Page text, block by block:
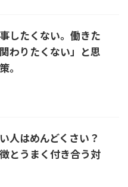
したくない。働きた
わりたくない」と思
。
人はめんどくさい？
とうまく付き合う対